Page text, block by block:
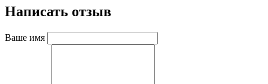
Написать отзыв
Ваше имя